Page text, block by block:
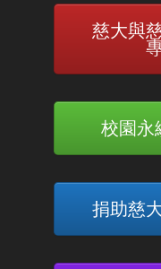
慈大與
校園永
捐助慈